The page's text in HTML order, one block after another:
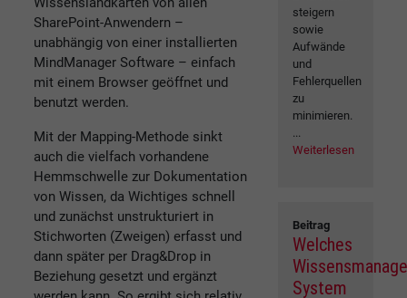
SharePoint-Anwendern –
unabhängig von einer installierten
MindManager Software – einfach
mit einem Browser geöffnet und
benutzt werden.
Mit der Mapping-Methode sinkt
auch die vielfach vorhandene
Hemmschwelle zur Dokumentation
von Wissen, da Wichtiges schnell
und zunächst unstrukturiert in
Stichworten (Zweigen) erfasst und
dann später per Drag&Drop in
Beziehung gesetzt und ergänzt
steigern
sowie
Aufwände
und
Fehlerquellen
zu
minimieren.
...
Weiterlesen
Beitrag
Welches
System